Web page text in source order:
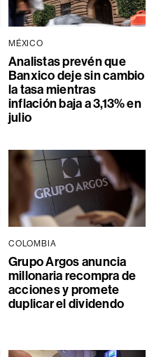
MÉXICO
Analistas prevén que
Banxico deje sin cambio
la tasa mientras
inflación baja a 3,13% en
julio
COLOMBIA
Grupo Argos anuncia
millonaria recompra de
acciones y promete
duplicar el dividendo